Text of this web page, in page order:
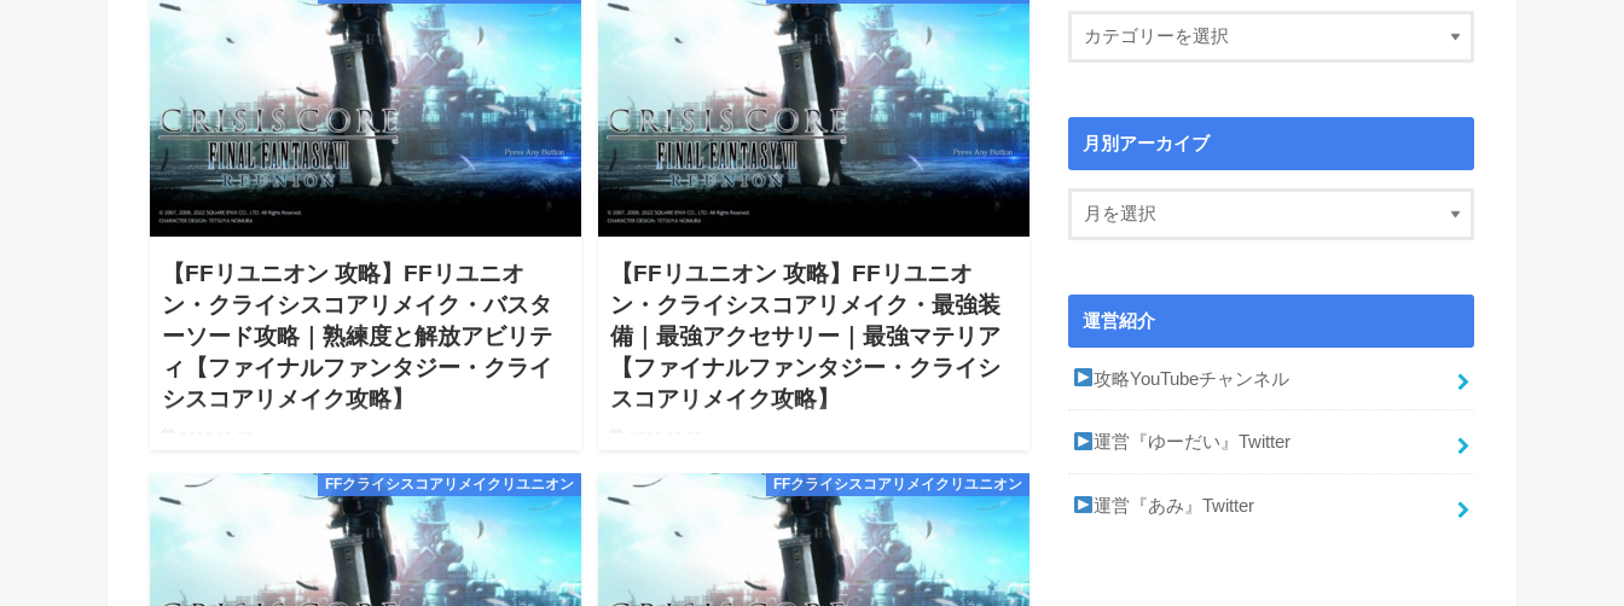
【FFリユニオン 攻略】FFリユニオ
ン・クライシスコアリメイク・バスタ
ーソード攻略｜熟練度と解放アビリテ
ィ【ファイナルファンタジー・クライ
シスコアリメイク攻略】
【FFリユニオン ファイナルファンタジー Reunion クライ
シスコア リメイク バスターソード攻略｜熟練度と解放ア
ビリティ 攻略】【FFリユニオン Reunion クライシスコア
リメイク Switch Steam …
【FFリユニオン 攻略】FFリユニオ
ン・クライシスコアリメイク・最強装
備｜最強アクセサリー｜最強マテリア
【ファイナルファンタジー・クライシ
スコアリメイク攻略】
【FFリユニオン ファイナルファンタジー Reunion クライ
シスコア リメイク 最強装備｜最強アクセサリー｜最強マ
テリア 攻略】【FFリユニオン Reunion クライシスコア
リメイク Switch Steam P…
FFクライシスコアリメイクリユニオン FFクライシスコアリメイクリユニオン
月別アーカイブ
運営紹介
攻略YouTubeチャンネル
運営『ゆーだい』Twitter
運営『あみ』Twitter